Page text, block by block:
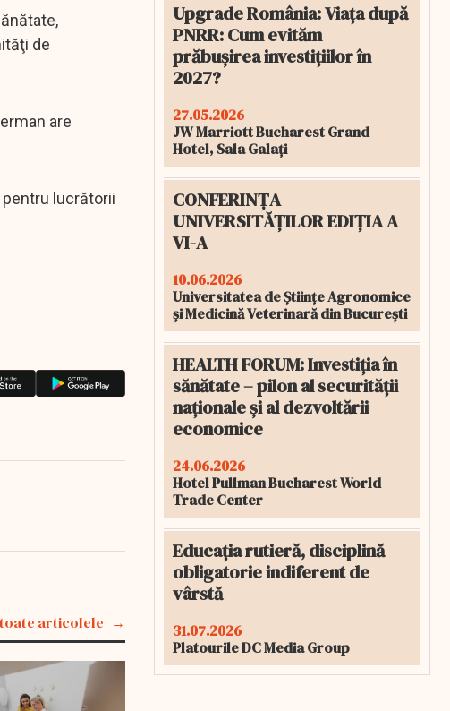
de
are
pentru lucrătorii
articolele
Upgrade România: Viața după
PNRR: Cum evităm
prăbușirea investițiilor în
2027?
27.05.2026
JW Marriott Bucharest Grand
Hotel, Sala Galați
CONFERINȚA
UNIVERSITĂȚILOR EDIȚIA A
VI-A
10.06.2026
Universitatea de Științe Agronomice
și Medicină Veterinară din București
HEALTH FORUM: Investiția în
sănătate – pilon al securității
naționale și al dezvoltării
economice
24.06.2026
Hotel Pullman Bucharest World
Trade Center
Educația rutieră, disciplină
obligatorie indiferent de
vârstă
31.07.2026
Platourile DC Media Group